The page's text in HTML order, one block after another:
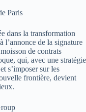
Paris
dans la transformation
l’annonce de la signature
de contrats
qui, avec une stratégie
s’imposer sur les
frontière, devient